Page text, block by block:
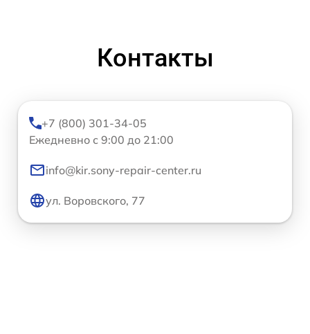
Контакты
+7 (800) 301-34-05
Ежедневно с 9:00 до 21:00
info@kir.sony-repair-center.ru
ул. Воровского, 77